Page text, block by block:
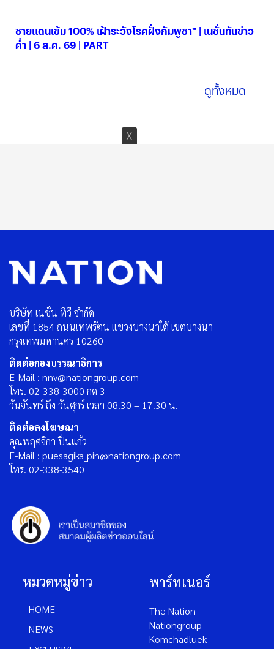
ชายแดนเข้ม 100% เฝ้าระวังโรคฝั่งกัมพูชา" | เนชั่นทันข่าว
ค่ำ | 6 ส.ค. 69 | PART
ดูทั้งหมด
บริษัท เนชั่น ทีวี จำกัด
เลขที่ 1854 ถนนเทพรัตน แขวงบางนาใต้ เขตบางนา
กรุงเทพมหานคร 10260
ติดต่อกองบรรณาธิการ
E-Mail : nnv@nationgroup.com
โทร. 02-338-3000 กด 3
วันจันทร์ ถึง วันศุกร์ เวลา 08.30 – 17.30 น.
ติดต่อลงโฆษณา
คุณพฤศจิกา ปิ่นแก้ว
E-Mail : puesagika_pin@nationgroup.com
โทร. 02-338-3540
หมวดหมู่ข่าว
HOME
NEWS
พาร์ทเนอร์
The Nation
Nationgroup
Komchadluek